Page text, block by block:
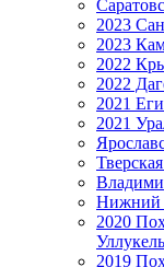
2023
2023
2022
2022
2021
2021
Нижний
2020
2019